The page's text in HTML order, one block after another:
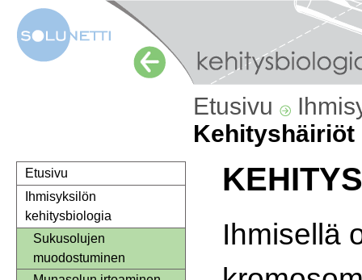
Etusivu
Kehityshäiriöt
Etusivu
Ihmisyksilön
kehitysbiologia
Sukusolujen
muodostuminen
Ihmisellä